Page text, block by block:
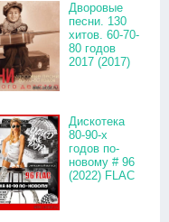
Дворовые
песни. 130
хитов. 60-70-
80 годов
2017 (2017)
Дискотека
80-90-х
годов по-
новому # 96
(2022) FLAC